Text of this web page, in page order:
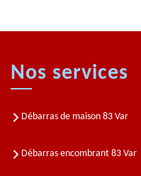
Nos services
Débarras de maison 83 Var
Débarras encombrant 83 Var